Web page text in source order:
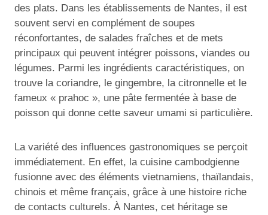
des plats. Dans les établissements de Nantes, il est
souvent servi en complément de soupes
réconfortantes, de salades fraîches et de mets
principaux qui peuvent intégrer poissons, viandes ou
légumes. Parmi les ingrédients caractéristiques, on
trouve la coriandre, le gingembre, la citronnelle et le
fameux « prahoc », une pâte fermentée à base de
poisson qui donne cette saveur umami si particulière.
La variété des influences gastronomiques se perçoit
immédiatement. En effet, la cuisine cambodgienne
fusionne avec des éléments vietnamiens, thaïlandais,
chinois et même français, grâce à une histoire riche
de contacts culturels. À Nantes, cet héritage se